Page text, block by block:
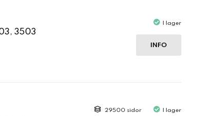
3503
I lager
INFO
29500 sidor I lager